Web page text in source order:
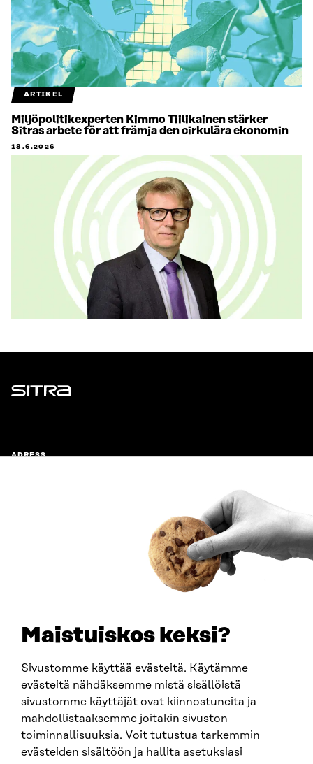
Maistuiskos keksi?
Sivustomme käyttää evästeitä. Käytämme
evästeitä nähdäksemme mistä sisällöistä
sivustomme käyttäjät ovat kiinnostuneita ja
mahdollistaaksemme joitakin sivuston
toiminnallisuuksia. Voit tutustua tarkemmin
evästeiden sisältöön ja hallita asetuksiasi
ARTIKEL
Miljöpolitikexperten Kimmo Tiilikainen stärker
Sitras arbete för att främja den cirkulära ekonomin
18.6.2026
Sitra
ADRESS
fornamn.efternamn@sitra.fi
SITRA PÅ SOCIALA MEDIER
LinkedIn
Instagram